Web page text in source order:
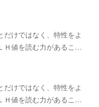
だけではなく、特性をよ
Ｈ値を読む力があるこ…
だけではなく、特性をよ
Ｈ値を読む力があるこ…